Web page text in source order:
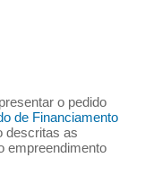
o pedido
de Financiamento
descritas as
empreendimento